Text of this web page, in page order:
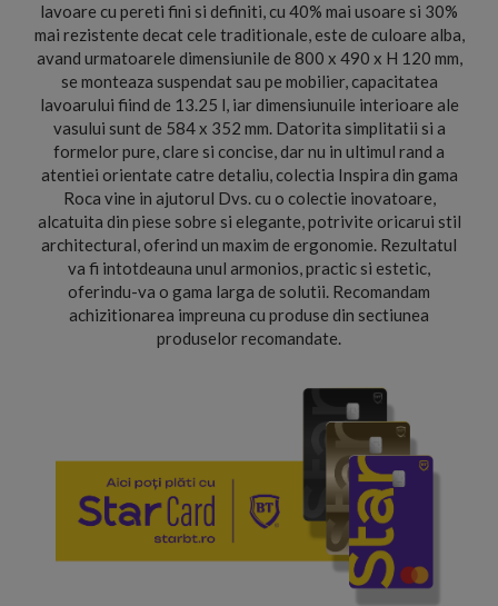
lavoare cu pereti fini si definiti, cu 40% mai usoare si 30%
mai rezistente decat cele traditionale, este de culoare alba,
avand urmatoarele dimensiunile de 800 x 490 x H 120 mm,
se monteaza suspendat sau pe mobilier, capacitatea
lavoarului fiind de 13.25 l, iar dimensiunuile interioare ale
vasului sunt de 584 x 352 mm. Datorita simplitatii si a
formelor pure, clare si concise, dar nu in ultimul rand a
atentiei orientate catre detaliu, colectia Inspira din gama
Roca vine in ajutorul Dvs. cu o colectie inovatoare,
alcatuita din piese sobre si elegante, potrivite oricarui stil
architectural, oferind un maxim de ergonomie. Rezultatul
va fi intotdeauna unul armonios, practic si estetic,
oferindu-va o gama larga de solutii. Recomandam
achizitionarea impreuna cu produse din sectiunea
produselor recomandate.